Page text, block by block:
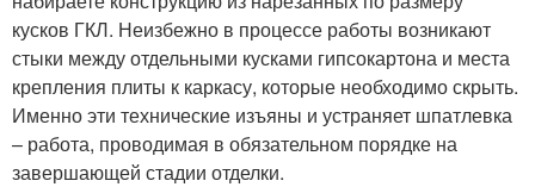
кусков ГКЛ. Неизбежно в процессе работы возникают
стыки между отдельными кусками гипсокартона и места
крепления плиты к каркасу, которые необходимо скрыть.
Именно эти технические изъяны и устраняет шпатлевка
– работа, проводимая в обязательном порядке на
завершающей стадии отделки.